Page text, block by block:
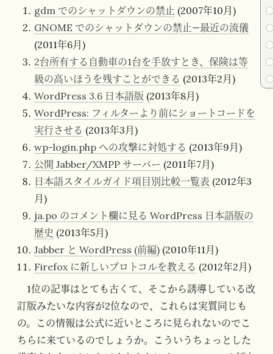
gdm でのシャットダウンの禁止 (2007年10月)
GNOME でのシャットダウンの禁止—最近の流儀
(2011年6月)
2台所有する自動車の1台を手放すとき、保険は等
級の高いほうを残すことができる (2013年2月)
WordPress 3.6 日本語版 (2013年8月)
WordPress: フィルターより前にショートコードを
実行させる (2013年3月)
wp-login.php への攻撃に対処する (2013年9月)
公開 Jabber/XMPP サーバー (2011年7月)
日本語スタイルガイド項目別比較一覧表 (2012年3
月)
ja.po のコメント欄に見る WordPress 日本語版の
歴史 (2013年5月)
Jabber と WordPress (前編) (2010年11月)
Firefox に新しいプロトコルを教える (2012年2月)
1位の記事はとても古くて、そこから誘導している改
訂版みたいな内容が2位なので、これらは実質同じも
の。この情報は公式に近いところに見られないのでこ
ちらに来ているのでしょうか。こういうちょっとした